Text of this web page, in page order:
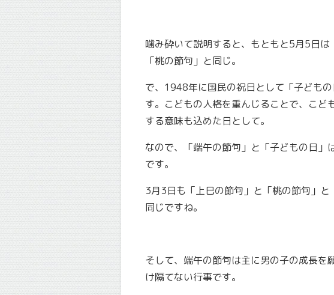
噛み砕いて説明すると、もともと5月5日
「桃の節句」と同じ。
で、1948年に国民の祝日として「子ども
す。 こどもの人格を重んじることで、こど
する意味も込めた日として。
なので、「端午の節句」と「子どもの日」
です。
3月3日も「上巳の節句」と「桃の節句」
同じですね。
そして、端午の節句は主に男の子の成長を
け隔てない行事です。